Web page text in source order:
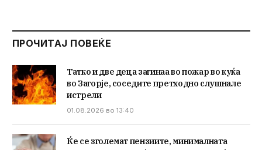
ПРОЧИТАЈ ПОВЕЌЕ
Татко и две деца загинаа во пожар во куќа
во Загорје, соседите претходно слушнале
истрели
01.08.2026 во 13:40
Ќе се зголемат пензиите, минималната